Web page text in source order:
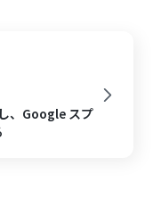
、Google スプ